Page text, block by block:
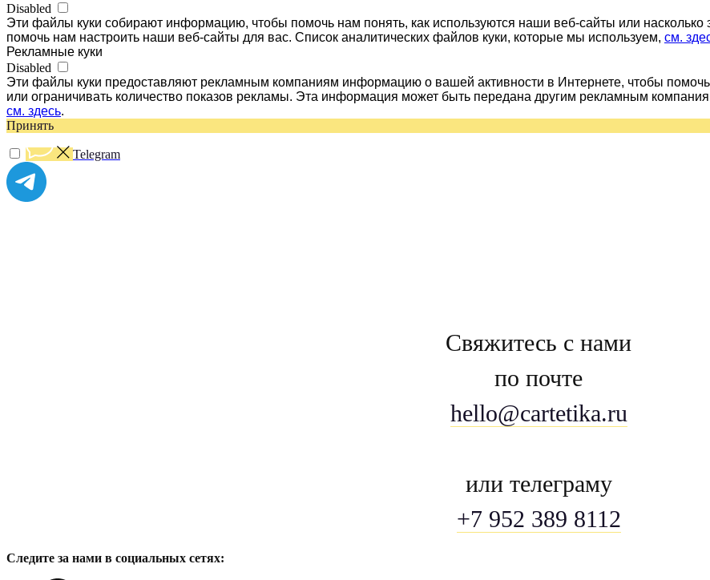
Disabled
Эти файлы куки собирают информацию, чтобы помочь нам понять, как используются наши веб-сайты или
помочь нам настроить наши веб-сайты для вас. Список аналитических файлов куки, которые мы используем, см.
Рекламные куки
Disabled
Эти файлы куки предоставляют рекламным компаниям информацию о вашей активности в Интернете, чтобы
или ограничивать количество показов рекламы. Эта информация может быть передана другим рекламным
см. здесь.
Принять
Telegram
Свяжитесь с нами
по почте
hello@cartetika.ru
или телеграму
+7 952 389 8112
Следите за нами в социальных сетях: